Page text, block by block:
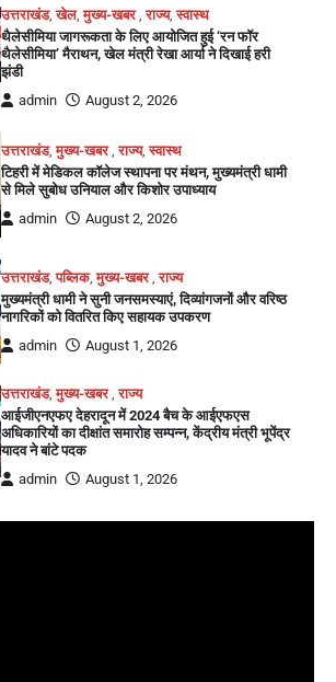
उत्तराखंड,खेल,मुख्य-खबर ,राज्य,स्वास्थ
थैलेसीमिया जागरूकता के लिए आयोजित हुई ‘रन फॉर
थैलेसीमिया’ मैराथन, खेल मंत्री रेखा आर्या ने दिखाई हरी
झंडी
admin
August 2, 2026
उत्तराखंड,मुख्य-खबर ,राज्य,स्वास्थ
टिहरी में मेडिकल कॉलेज स्थापना पर मंथन, मुख्यमंत्री धामी
से मिले सुबोध उनियाल और किशोर उपाध्याय
admin
August 2, 2026
उत्तराखंड,पब्लिक,मुख्य-खबर ,राज्य
मुख्यमंत्री धामी ने सुनी जनसमस्याएं, दिव्यांगजनों और वरिष्ठ
नागरिकों को वितरित किए सहायक उपकरण
admin
August 1, 2026
उत्तराखंड,मुख्य-खबर ,राज्य
आईजीएनएफए देहरादून में 2024 बैच के आईएफएस
अधिकारियों का दीक्षांत समारोह सम्पन्न, केंद्रीय मंत्री भूपेंद्र
यादव ने बांटे पदक
admin
August 1, 2026